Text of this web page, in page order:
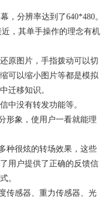
，分辨率达到了640*480。
，其单手操作的理念有机
原图片，手指拨动可以切
可以缩小图片等都是模拟
迁移知识。
中没有转发功能等。
形象，使用户一看就能理
种很炫的转场效果，这些
用户提供了正确的反馈信
。
传感器、重力传感器、光